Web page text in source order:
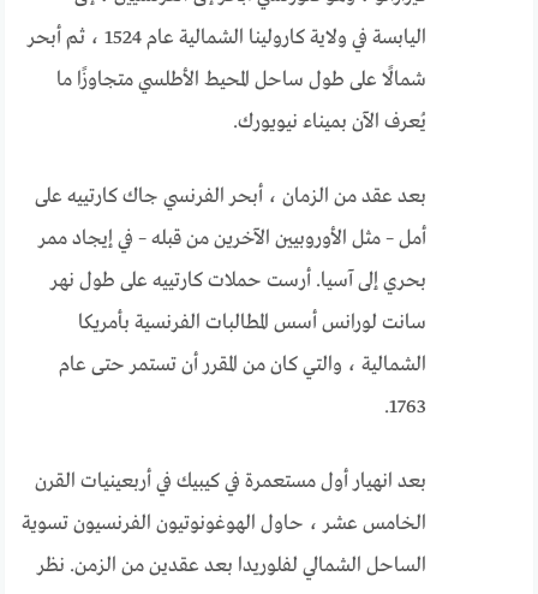
اليابسة في ولاية كارولينا الشمالية عام 1524 ، ثم أبحر
شمالًا على طول ساحل المحيط الأطلسي متجاوزًا ما
يُعرف الآن بميناء نيويورك.
بعد عقد من الزمان ، أبحر الفرنسي جاك كارتييه على
أمل – مثل الأوروبيين الآخرين من قبله – في إيجاد ممر
بحري إلى آسيا. أرست حملات كارتييه على طول نهر
سانت لورانس أسس المطالبات الفرنسية بأمريكا
الشمالية ، والتي كان من المقرر أن تستمر حتى عام
1763.
بعد انهيار أول مستعمرة في كيبيك في أربعينيات القرن
الخامس عشر ، حاول الهوغونوتيون الفرنسيون تسوية
الساحل الشمالي لفلوريدا بعد عقدين من الزمن. نظر